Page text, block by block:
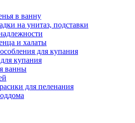
в ванну
на унитаз, подставки
и халаты
для купания
купания
ванны
для пеленания